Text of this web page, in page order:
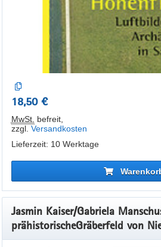
18,50 €
MwSt. befreit,
zzgl. Versandkosten
Lieferzeit: 10 Werktage
Jasmin Kaiser/Gabriela
prähistorischeGräberfeld von
Bautzen, Band 14